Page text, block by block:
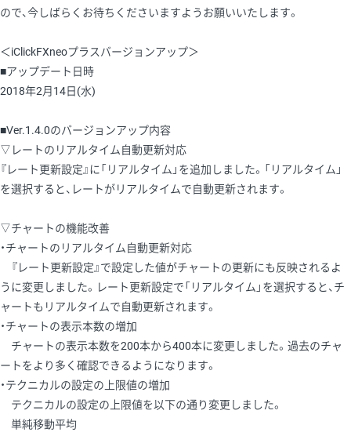
ので、今しばらくお待ちくださいますようお願いいたします。
＜iClickFXneoプラスバージョンアップ＞
■アップデート日時
2018年2月14日(水)
■Ver.1.4.0のバージョンアップ内容
▽レートのリアルタイム自動更新対応
『レート更新設定』に「リアルタイム」を追加しました。「リアルタイム」
を選択すると、レートがリアルタイムで自動更新されます。
▽チャートの機能改善
・チャートのリアルタイム自動更新対応
『レート更新設定』で設定した値がチャートの更新にも反映されるよ
うに変更しました。レート更新設定で「リアルタイム」を選択すると、チ
ャートもリアルタイムで自動更新されます。
・チャートの表示本数の増加
チャートの表示本数を200本から400本に変更しました。過去のチャ
ートをより多く確認できるようになります。
・テクニカルの設定の上限値の増加
テクニカルの設定の上限値を以下の通り変更しました。
単純移動平均